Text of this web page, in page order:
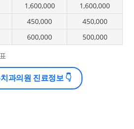
1,600,000
1,600,000
450,000
450,000
600,000 500,000
과의원 진료정보 👇